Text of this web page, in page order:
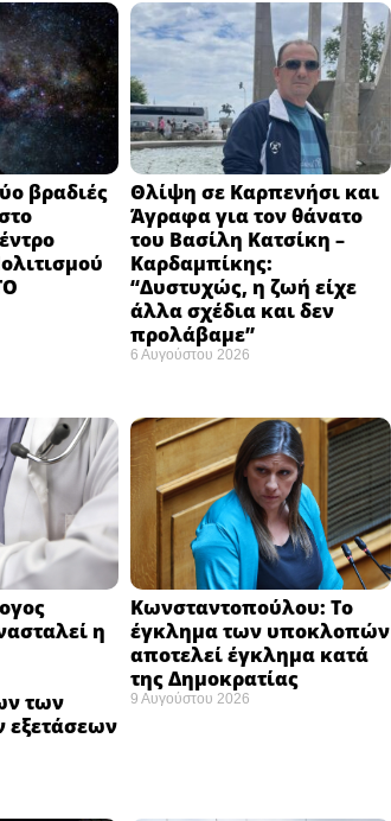
βραδιές
Θλίψη σε Καρπενήσι και
Άγραφα για τον θάνατο
του Βασίλη Κατσίκη –
Καρδαμπίκης:
“Δυστυχώς, η ζωή είχε
άλλα σχέδια και δεν
προλάβαμε”
6 Αυγούστου 2026
η
των
εξετάσεων
Κωνσταντοπούλου: Το
έγκλημα των υποκλοπών
αποτελεί έγκλημα κατά
της Δημοκρατίας ​
9 Αυγούστου 2026